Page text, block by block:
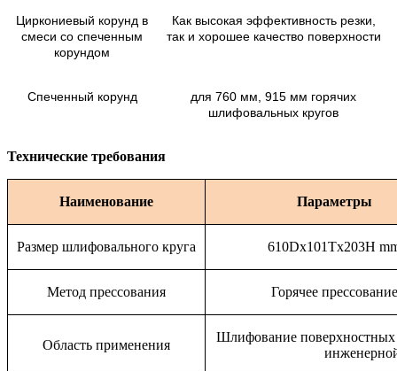
Циркониевый корунд в
смеси со спеченным
корундом
Как высокая эффективность резки,
так и хорошее качество поверхности
Спеченный корунд
для 760 мм, 915 мм горячих
шлифовальных кругов
Технические требования
Наименование Параметры
Размер шлифовального круга 610Dx101Tx203H
Метод прессования Горячее прессование
Область применения
Шлифование поверхностных